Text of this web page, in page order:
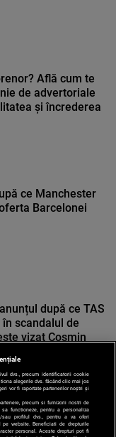
Află cum te
de advertoriale
și încrederea
ce Manchester
Barcelonei
după ce TAS
scandalul de
vizat Cosmin
dvs., precum identificatorii cookie
alegerile dvs. făcând clic mai jos
vor fi raportate partenerilor noștri și
precum si furnizorii nostri de
functioneze, pentru a personaliza
profilul dvs., pentru a va oferi
website. Beneficiati de drepturile
personal. Aceste drepturi pot fi